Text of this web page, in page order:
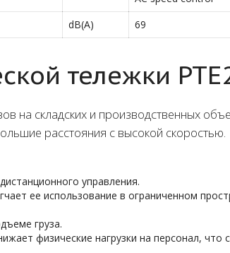
dB(A) 69
тележки
на складских и производственных
расстояния с высокой скоростью.
управления.
ее использование в ограниченном
груза.
физические нагрузки на персонал, что